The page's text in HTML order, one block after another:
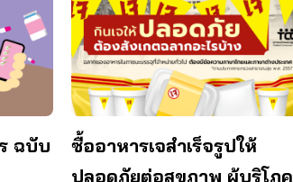
ฉบับ
ซื้ออาหารเจสำเร็จรูปให้
ปลอดภัยต่อสุขภาพ ผู้บริโภค